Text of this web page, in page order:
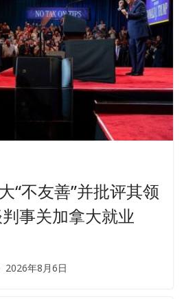
“不友善”并批评其领
事关加拿大就业
2026年8月6日